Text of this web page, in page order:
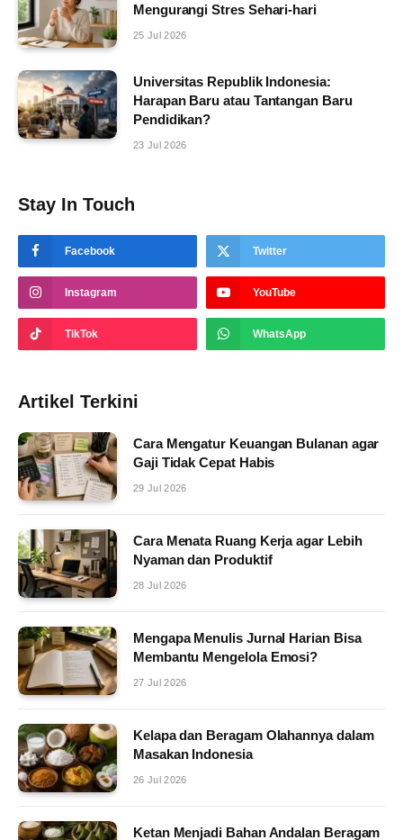
Mengurangi Stres Sehari-hari
25 Jul 2026
Universitas Republik Indonesia:
Harapan Baru atau Tantangan Baru
Pendidikan?
23 Jul 2026
Stay In Touch
Facebook Twitter
Instagram YouTube
TikTok WhatsApp
Artikel Terkini
Cara Mengatur Keuangan Bulanan agar
Gaji Tidak Cepat Habis
29 Jul 2026
Cara Menata Ruang Kerja agar Lebih
Nyaman dan Produktif
28 Jul 2026
Mengapa Menulis Jurnal Harian Bisa
Membantu Mengelola Emosi?
27 Jul 2026
Kelapa dan Beragam Olahannya dalam
Masakan Indonesia
26 Jul 2026
Ketan Menjadi Bahan Andalan Beragam